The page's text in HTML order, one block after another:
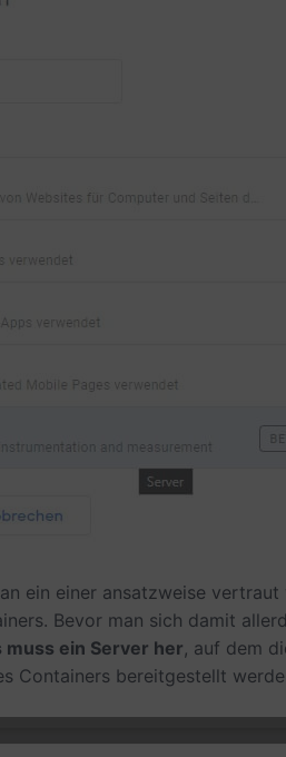
ein einer ansatzweise
Bevor man sich damit
muss ein Server her, auf dem
Containers bereitgestellt